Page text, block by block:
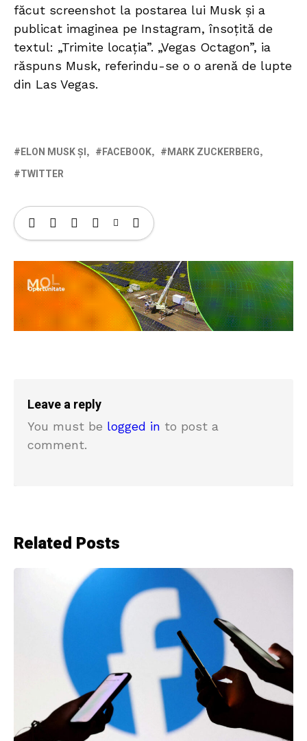
făcut screenshot la postarea lui Musk și a
publicat imaginea pe Instagram, însoțită de
textul: „Trimite locația”. „Vegas Octagon”, ia
răspuns Musk, referindu-se o o arenă de lupte
din Las Vegas.
ELON MUSK ȘI FACEBOOK
MARK ZUCKERBERG
TWITTER
Leave a reply
You must be logged in to post a
comment.
Related Posts